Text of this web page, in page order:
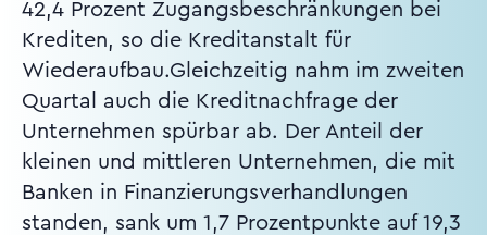
42,4 Prozent Zugangsbeschränkungen bei
Krediten, so die Kreditanstalt für
Wiederaufbau.Gleichzeitig nahm im zweiten
Quartal auch die Kreditnachfrage der
Unternehmen spürbar ab. Der Anteil der
kleinen und mittleren Unternehmen, die mit
Banken in Finanzierungsverhandlungen
standen, sank um 1,7 Prozentpunkte auf 19,3